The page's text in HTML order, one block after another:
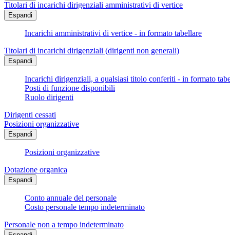
Titolari di incarichi dirigenziali amministrativi di vertice
Espandi
Incarichi amministrativi di vertice - in formato tabellare
Titolari di incarichi dirigenziali (dirigenti non generali)
Espandi
Incarichi dirigenziali, a qualsiasi titolo conferiti - in formato
Posti di funzione disponibili
Ruolo dirigenti
Dirigenti cessati
Posizioni organizzative
Espandi
Posizioni organizzative
Dotazione organica
Espandi
Conto annuale del personale
Costo personale tempo indeterminato
Personale non a tempo indeterminato